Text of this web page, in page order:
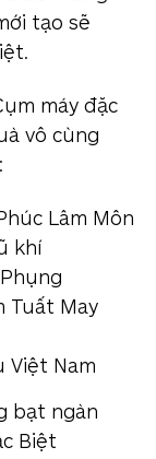
tạo sẽ
máy đặc
vô cùng
Lâm Môn
khí
Tuất May
Việt Nam